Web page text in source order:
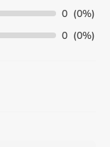
0 (0%)
0 (0%)